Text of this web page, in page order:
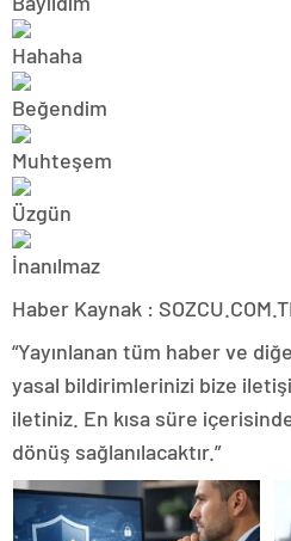
Haber Kaynak :
“Yayınlanan tüm haber ve
yasal bildirimlerinizi bize
iletiniz. En kısa süre
dönüş sağlanılacaktır.”